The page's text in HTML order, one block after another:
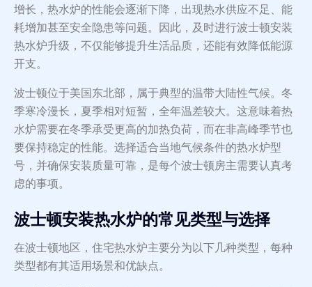
增长，热水炉的性能会逐渐下降，出现热水供应不足、能
耗增加甚至安全隐患等问题。因此，及时进行波士顿安装
热水炉升级，不仅能够提升生活品质，还能有效降低能源
开支。
波士顿位于美国东北部，属于典型的温带大陆性气候。冬
季寒冷漫长，夏季相对短暂，全年温差较大。这意味着热
水炉需要在冬季承受更高的加热负荷，而在非高峰季节也
要保持稳定的性能。选择适合当地气候条件的热水炉型
号，并确保安装质量可靠，是每个波士顿房主需要认真考
虑的事项。
波士顿安装热水炉的常见类型与选择
在波士顿地区，住宅热水炉主要分为以下几种类型，每种
类型都有其适用场景和优缺点。